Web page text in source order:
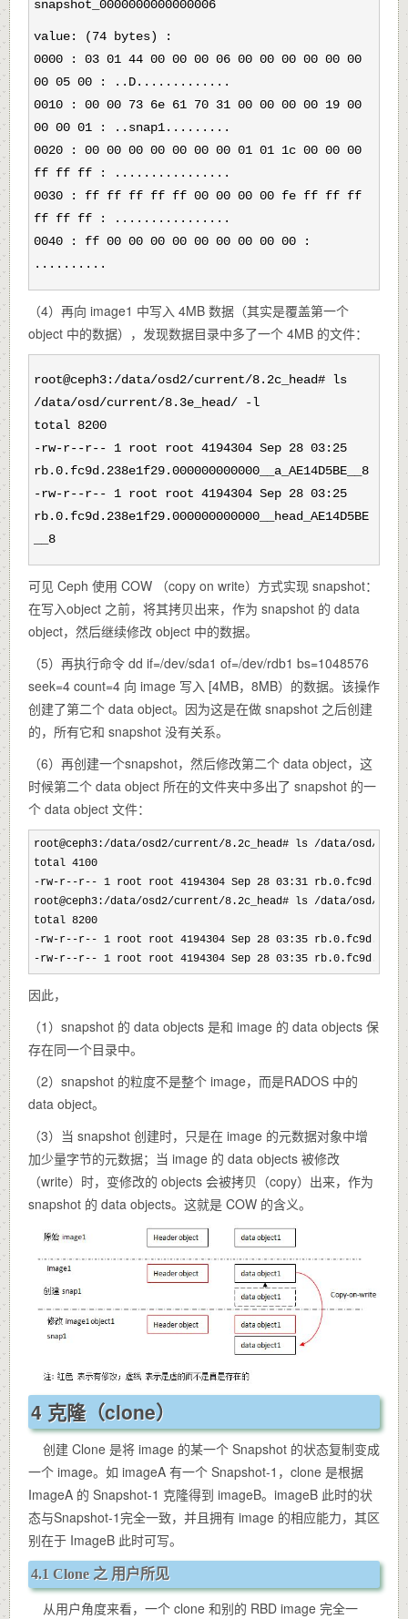
snapshot_0000000000000006
value: (74 bytes) :
0000 : 03 01 44 00 00 00 06 00 00 00 00 00 00
00 05 00 : ..D.............
0010 : 00 00 73 6e 61 70 31 00 00 00 00 19 00
00 00 01 : ..snap1.........
0020 : 00 00 00 00 00 00 00 01 01 1c 00 00 00
ff ff ff : ................
0030 : ff ff ff ff ff 00 00 00 00 fe ff ff ff
ff ff ff : ................
0040 : ff 00 00 00 00 00 00 00 00 00 :
..........
（4）再向 image1 中写入 4MB 数据（其实是覆盖第一个
object 中的数据），发现数据目录中多了一个 4MB 的文件：
root@ceph3:/data/osd2/current/8.2c_head# ls
/data/osd/current/8.3e_head/ -l
total 8200
-rw-r--r-- 1 root root 4194304 Sep 28 03:25
rb.0.fc9d.238e1f29.000000000000__a_AE14D5BE__8
-rw-r--r-- 1 root root 4194304 Sep 28 03:25
rb.0.fc9d.238e1f29.000000000000__head_AE14D5BE
__8
可见 Ceph 使用 COW （copy on write）方式实现 snapshot：
在写入object 之前，将其拷贝出来，作为 snapshot 的 data
object，然后继续修改 object 中的数据。
（5）再执行命令 dd if=/dev/sda1 of=/dev/rdb1 bs=1048576
seek=4 count=4 向 image 写入 [4MB，8MB）的数据。该操作
创建了第二个 data object。因为这是在做 snapshot 之后创建
的，所有它和 snapshot 没有关系。
（6）再创建一个snapshot，然后修改第二个 data object，这
时候第二个 data object 所在的文件夹中多出了 snapshot 的一
个 data object 文件：
root@ceph3:/data/osd2/current/8.2c_head# ls /data/osd/
total 4100
-rw-r--r-- 1 root root 4194304 Sep 28 03:31 rb.0
root@ceph3:/data/osd2/current/8.2c_head# ls /data/osd/
total 8200
-rw-r--r-- 1 root root 4194304 Sep 28 03:35
-rw-r--r-- 1 root root 4194304 Sep 28 03:35
因此，
（1）snapshot 的 data objects 是和 image 的 data objects 保
存在同一个目录中。
（2）snapshot 的粒度不是整个 image，而是RADOS 中的
data object。
（3）当 snapshot 创建时，只是在 image 的元数据对象中增
加少量字节的元数据；当 image 的 data objects 被修改
（write）时，变修改的 objects 会被拷贝（copy）出来，作为
snapshot 的 data objects。这就是 COW 的含义。
4 克隆（clone）
创建 Clone 是将 image 的某一个 Snapshot 的状态复制变成
一个 image。如 imageA 有一个 Snapshot-1，clone 是根据
ImageA 的 Snapshot-1 克隆得到 imageB。imageB 此时的状
态与Snapshot-1完全一致，并且拥有 image 的相应能力，其区
别在于 ImageB 此时可写。
4.1 Clone 之 用户所见
从用户角度来看，一个 clone 和别的 RBD image 完全一